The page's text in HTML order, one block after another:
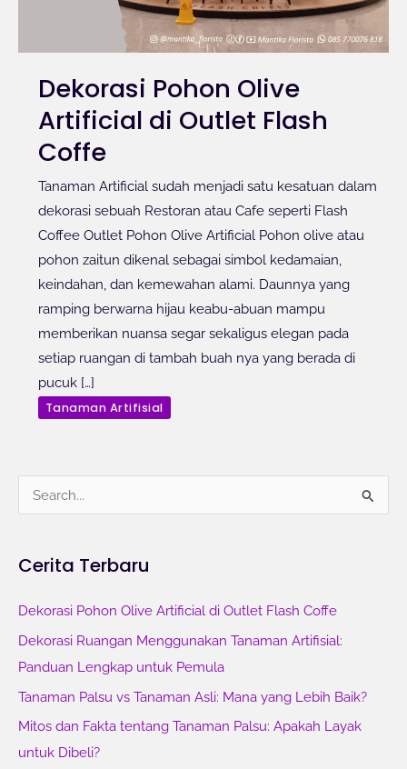
Dekorasi Pohon Olive
Artificial di Outlet Flash
Coffe
Tanaman Artificial sudah menjadi satu kesatuan dalam
dekorasi sebuah Restoran atau Cafe seperti Flash
Coffee Outlet Pohon Olive Artificial Pohon olive atau
pohon zaitun dikenal sebagai simbol kedamaian,
keindahan, dan kemewahan alami. Daunnya yang
ramping berwarna hijau keabu-abuan mampu
memberikan nuansa segar sekaligus elegan pada
setiap ruangan di tambah buah nya yang berada di
pucuk […]
Tanaman Artifisial
u
n
t
Cerita Terbaru
Dekorasi Pohon Olive Artificial di Outlet Flash Coffe
Dekorasi Ruangan Menggunakan Tanaman Artifisial:
Panduan Lengkap untuk Pemula
Tanaman Palsu vs Tanaman Asli: Mana yang Lebih Baik?
Mitos dan Fakta tentang Tanaman Palsu: Apakah Layak
untuk Dibeli?